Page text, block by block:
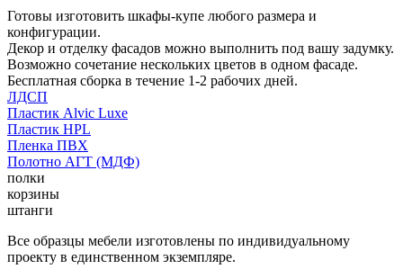
Готовы изготовить шкафы-купе любого размера и
конфигурации.
Декор и отделку фасадов можно выполнить под вашу задумку.
Возможно сочетание нескольких цветов в одном фасаде.
Бесплатная сборка в течение 1-2 рабочих дней.
ЛДСП
Пластик Alvic Luxe
Пластик HPL
Пленка ПВХ
Полотно АГТ (МДФ)
полки
корзины
штанги
Все образцы мебели изготовлены по индивидуальному
проекту в единственном экземпляре.